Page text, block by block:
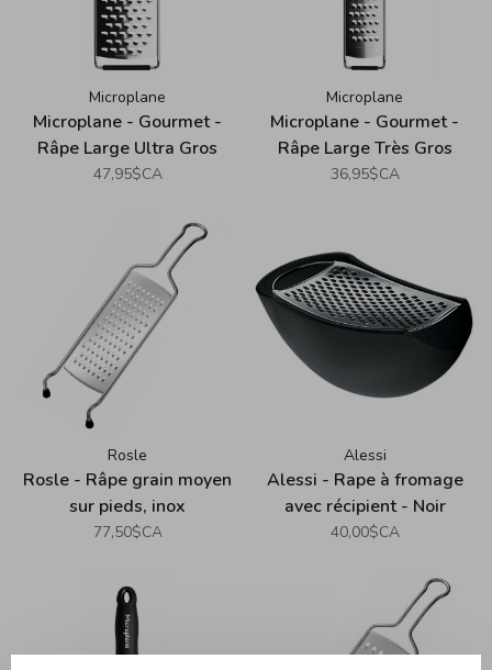
Microplane
Microplane - Gourmet -
Râpe Large Ultra Gros
Grains
47,95$CA
Microplane
Microplane - Gourmet -
Râpe Large Très Gros
Grains
36,95$CA
Rosle
Rosle - Râpe grain moyen
sur pieds, inox
77,50$CA
Alessi
Alessi - Rape à fromage
avec récipient - Noir
40,00$CA